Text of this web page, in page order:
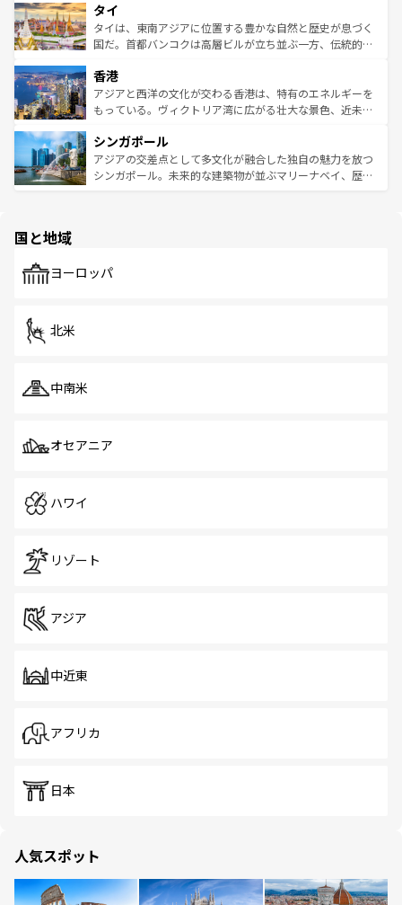
リティに包まれながら、韓国の多彩な魅力を心ゆくまで味
わってみてほしい。 なお、新着の韓国情報はコンテンツ一
覧を参照してほしい。
急速な発展と共に伝統が息づく。ハノイの古い町並みやホ
ーチミン市のフランス統治時代の建物も、独特の雰囲気を
醸し出している。また、バラエティの豊かさとおいしさで
とつ。フォーやバインミー、ベトナムコーヒーなどは、ぜ
ひ現地で味わいたい。どの地域を訪れてもあたたかい人々
が旅行者を迎えてくれるので、きっと忘れられない旅にな
参照してほしい。
タイ
タイは、東南アジアに位置する豊かな自然と歴史が息づく
国だ。首都バンコクは高層ビルが立ち並ぶ一方、伝統的な
の活気が交差している。北部ではチェンマイなどの山岳地
帯で自然と触れ合い、南部ではプーケットやクラビの美し
いビーチでリゾート気分を楽しむことができる。タイ料理
激する。気候は一年中温暖で、どの季節にも異なる楽しみ
が待っている。親しみやすいタイの人々、仏教を中心とし
た文化、そして多様な観光資源が、訪れる旅人を魅了し続
香港
アジアと西洋の文化が交わる香港は、特有のエネルギーを
もっている。ヴィクトリア湾に広がる壮大な景色、近未来
み、どこを訪れても感動するはず。観光スポットが密集し
ており、効率よく見どころを回れるのも魅力。息をのむよ
うな絶景から文化的な体験まで、香港を存分に楽しみ尽く
シンガポール
アジアの交差点として多文化が融合した独自の魅力を放つ
シンガポール。未来的な建築物が並ぶマリーナベイ、歴史
で、ホーカーズは地元の風情を楽しめる外せないスポット
国と地域
ヨーロッパ
北米
中南米
オセアニア
ハワイ
リゾート
アジア
中近東
アフリカ
日本
人気スポット